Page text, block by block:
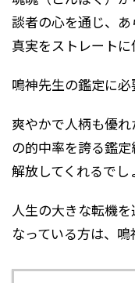
談者の心を通じ、
真実をストレートに
鳴神先生の鑑定に必
爽やかで人柄も優
の的中率を誇る鑑
解放してくれるでし
人生の大きな転機
なっている方は、鳴